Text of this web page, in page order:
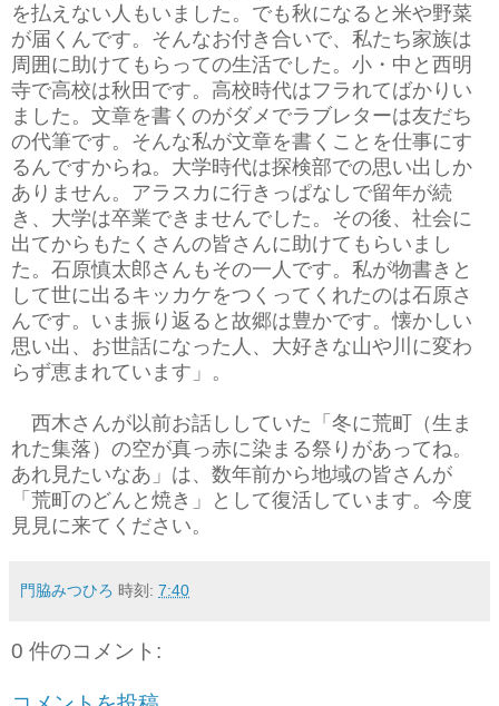
を払えない人もいました。でも秋になると米や野菜
が届くんです。そんなお付き合いで、私たち家族は
周囲に助けてもらっての生活でした。小・中と西明
寺で高校は秋田です。高校時代はフラれてばかりい
ました。文章を書くのがダメでラブレターは友だち
の代筆です。そんな私が文章を書くことを仕事にす
るんですからね。大学時代は探検部での思い出しか
ありません。アラスカに行きっぱなしで留年が続
き、大学は卒業できませんでした。その後、社会に
出てからもたくさんの皆さんに助けてもらいまし
た。石原慎太郎さんもその一人です。私が物書きと
して世に出るキッカケをつくってくれたのは石原さ
んです。いま振り返ると故郷は豊かです。懐かしい
思い出、お世話になった人、大好きな山や川に変わ
らず恵まれています」。
西木さんが以前お話ししていた「冬に荒町（生ま
れた集落）の空が真っ赤に染まる祭りがあってね。
あれ見たいなあ」は、数年前から地域の皆さんが
「荒町のどんと焼き」として復活しています。今度
見見に来てください。
門脇みつひろ 時刻: 7:40
0 件のコメント: